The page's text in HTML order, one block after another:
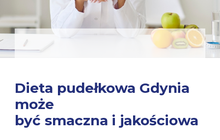
Dieta pudełkowa Gdynia
może
być smaczna i jakościowa